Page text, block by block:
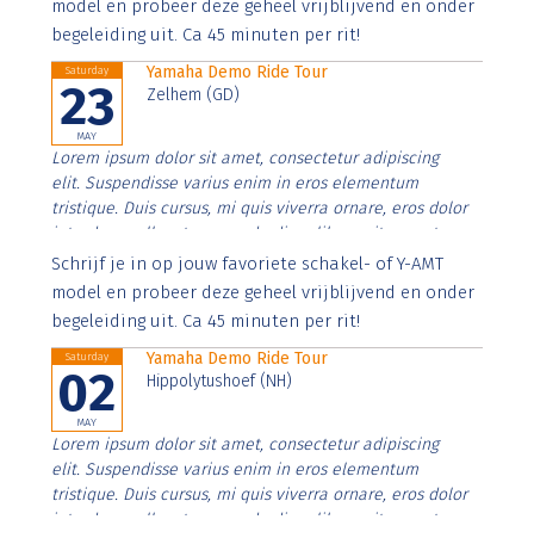
model en probeer deze geheel vrijblijvend en onder
begeleiding uit. Ca 45 minuten per rit!
Saturday
23
MAY
Yamaha Demo Ride Tour
Zelhem (GD)
Lorem ipsum dolor sit amet, consectetur adipiscing
elit. Suspendisse varius enim in eros elementum
tristique. Duis cursus, mi quis viverra ornare, eros dolor
interdum nulla, ut commodo diam libero vitae erat.
Aenean faucibus nibh et justo cursus id rutrum lorem
imperdiet. Nunc ut sem vitae risus tristique posuere.
Schrijf je in op jouw favoriete schakel- of Y-AMT
model en probeer deze geheel vrijblijvend en onder
begeleiding uit. Ca 45 minuten per rit!
Saturday
02
MAY
Yamaha Demo Ride Tour
Hippolytushoef (NH)
Lorem ipsum dolor sit amet, consectetur adipiscing
elit. Suspendisse varius enim in eros elementum
tristique. Duis cursus, mi quis viverra ornare, eros dolor
interdum nulla, ut commodo diam libero vitae erat.